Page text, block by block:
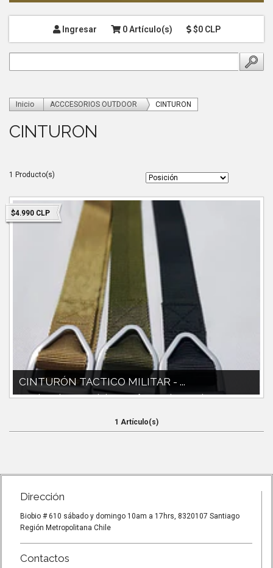
Ingresar 0 Artículo(s) $0 CLP
Inicio ACCCESORIOS OUTDOOR CINTURON
CINTURON
1 Producto(s)
$4.990 CLP
CINTURÓN TACTICO MILITAR - ...
4cm de ancho.120cm de largo.Confeccionado en cordura
1 Artículo(s)
Dirección
Biobio # 610 sábado y domingo 10am a 17hrs, 8320107 Santiago
Región Metropolitana Chile
Contactos